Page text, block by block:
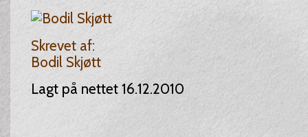
Skrevet af:
Bodil Skjøtt
Lagt på nettet 16.12.2010